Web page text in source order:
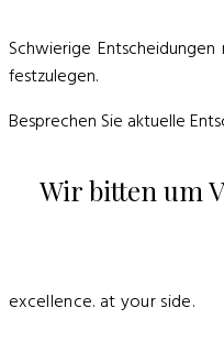
Schwierige Entscheidungen
festzulegen.
Besprechen Sie aktuelle
Wir bitten um
excellence. at your side.